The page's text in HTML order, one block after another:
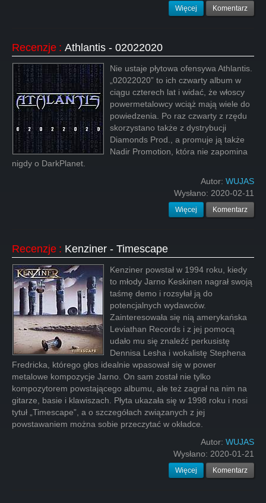
Więcej Komentarz
Recenzje : Athlantis - 02022020
Nie ustaje płytowa ofensywa Athlantis.
„02022020” to ich czwarty album w
ciągu czterech lat i widać, że włoscy
powermetalowcy wciąż mają wiele do
powiedzenia. Po raz czwarty z rzędu
skorzystano także z dystrybucji
Diamonds Prod., a promuje ją także
Nadir Promotion, która nie zapomina
nigdy o DarkPlanet.
Autor: WUJAS
Wysłano: 2020-02-11
Więcej Komentarz
Recenzje : Kenziner - Timescape
Kenziner powstał w 1994 roku, kiedy
to młody Jarno Keskinen nagrał swoją
taśmę demo i rozsyłał ją do
potencjalnych wydawców.
Zainteresowała się nią amerykańska
Leviathan Records i z jej pomocą
udało mu się znaleźć perkusistę
Dennisa Lesha i wokalistę Stephena
Fredricka, którego głos idealnie wpasował się w power
metalowe kompozycje Jarno. On sam został nie tylko
kompozytorem powstającego albumu, ale też zagrał na nim na
gitarze, basie i klawiszach. Płyta ukazała się w 1998 roku i nosi
tytuł „Timescape”, a o szczegółach związanych z jej
powstawaniem można sobie przeczytać w okładce.
Autor: WUJAS
Wysłano: 2020-01-21
Więcej Komentarz